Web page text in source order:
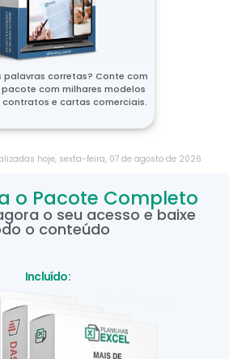
palavras corretas? Conte com
pacote com milhares modelos
e cartas comerciais.
hoje, sexta-feira, 07 de agosto de 2026
o Pacote Completo
o seu acesso e baixe
o conteúdo
Incluído: